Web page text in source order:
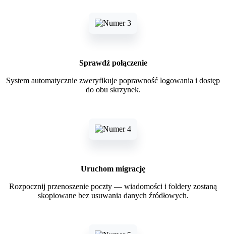
Sprawdź połączenie
System automatycznie zweryfikuje poprawność logowania i dostęp
do obu skrzynek.
Uruchom migrację
Rozpocznij przenoszenie poczty — wiadomości i foldery zostaną
skopiowane bez usuwania danych źródłowych.